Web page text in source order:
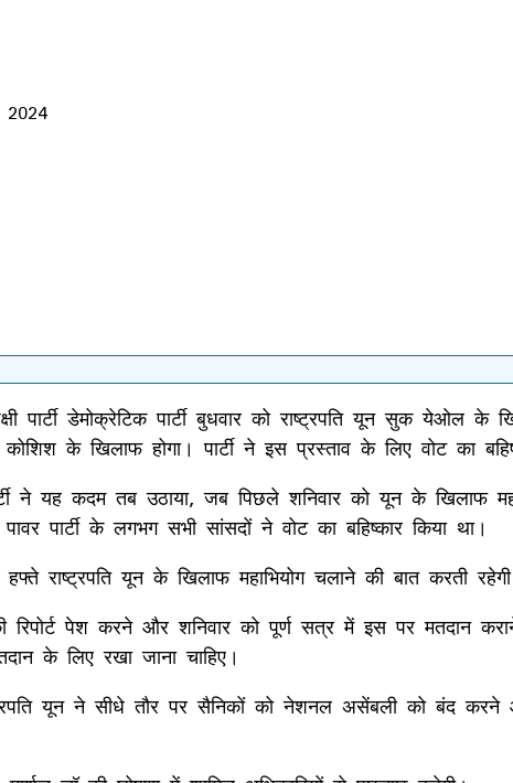
पार्टी डेमोक्रेटिक पार्टी बुधवार को राष्ट्रपति यून सुक येओल
के खिलाफ होगा। पार्टी ने इस प्रस्ताव के लिए वोट का
ने यह कदम तब उठाया, जब पिछले शनिवार को यून के खिलाफ
पार्टी के लगभग सभी सांसदों ने वोट का बहिष्कार किया था।
राष्ट्रपति यून के खिलाफ महाभियोग चलाने की बात करती
रिपोर्ट पेश करने और शनिवार को पूर्ण सत्र में इस पर मतदान
के लिए रखा जाना चाहिए।
यून ने सीधे तौर पर सैनिकों को नेशनल असेंबली को बंद